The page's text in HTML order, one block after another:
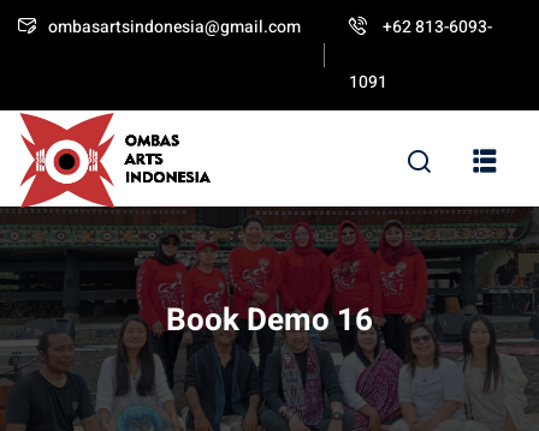
ombasartsindonesia@gmail.com +62 813-6093-
1091
Book Demo 16
Don’t have an account?
Remember me Lost your password?